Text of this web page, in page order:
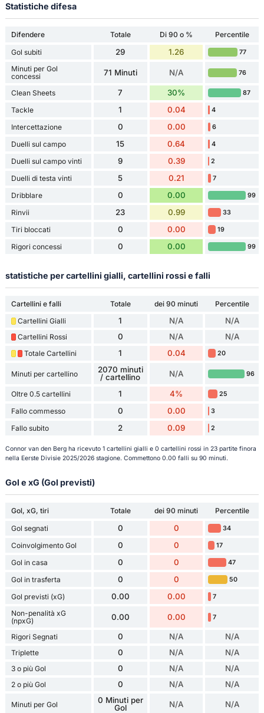
Statistiche difesa
Difendere Totale Di 90 o %
Percentile
Gol subiti
29 1.26 77
Minuti per Gol
concessi
71 Minuti N/A 76
Clean Sheets 7 30% 87
Tackle 1 0.04 4
Intercettazione 0 0.00 6
Duelli sul campo 15 0.64 4
Duelli sul campo vinti 9 0.39 2
Duelli di testa vinti 5 0.21 7
Dribblare 0 0.00 99
Rinvii 23 0.99 33
Tiri bloccati 0 0.00 19
Rigori concessi 0 0.00 99
statistiche per cartellini gialli, cartellini rossi e falli
Cartellini e falli Totale dei 90 minuti
Percentile
Cartellini Gialli
1 N/A N/A
Cartellini Rossi 0 N/A N/A
Totale Cartellini 1 0.04 20
Minuti per cartellino
2070 minuti
/ cartellino
N/A 96
Oltre 0.5 cartellini 1 4% 25
Fallo commesso 0 0.00 3
Fallo subito 2 0.09 2
Connor van den Berg ha ricevuto 1 cartellini gialli e 0 cartellini rossi in 23 partite finora
nella Eerste Divisie 2025/2026 stagione. Commettono 0.00 falli su 90 minuti.
Gol e xG (Gol previsti)
Gol, xG, tiri Totale dei 90 minuti
Percentile
Gol segnati
0 0 34
Coinvolgimento Gol 0 0 17
Gol in casa 0 0 47
Gol in trasferta 0 0 50
Gol previsti (xG) 0.00 0.00 7
Non-penalità xG
(npxG)
0.00 0.00 7
Rigori Segnati 0 N/A N/A
Triplette 0 N/A N/A
3 o più Gol 0 N/A N/A
2 o più Gol 0 N/A N/A
Minuti per Gol
0 Minuti per
Gol
N/A N/A